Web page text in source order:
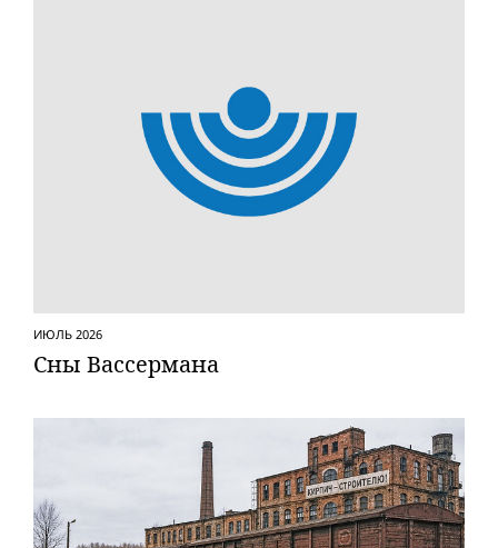
ИЮЛЬ 2026
Сны Вассермана